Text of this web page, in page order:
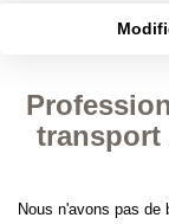
Sélectionnez...
Type de bien
transport
Nous n'avons pas de